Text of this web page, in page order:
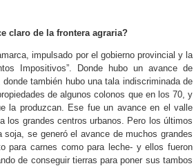
claro de la frontera agraria?
impulsado por el gobierno provincial y la
Impositivos”. Donde hubo un avance de
también hubo una tala indiscriminada de
de algunos colonos que en los 70, y
la produzcan. Ese fue un avance en el valle
los grandes centros urbanos. Pero los últimos
se generó el avance de muchos grandes
para carnes como para leche- y ellos fueron
de conseguir tierras para poner sus tambos